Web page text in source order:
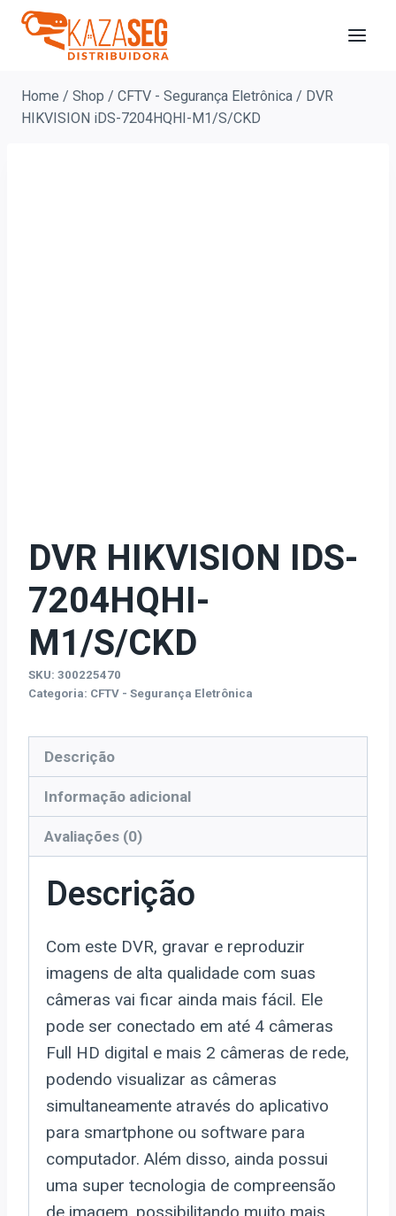
Home / Shop / CFTV - Segurança Eletrônica / DVR
HIKVISION iDS-7204HQHI-M1/S/CKD
DVR HIKVISION IDS-
7204HQHI-
M1/S/CKD
SKU: 300225470
Categoria: CFTV - Segurança Eletrônica
Descrição
Informação adicional
Avaliações (0)
Descrição
Com este DVR, gravar e reproduzir
imagens de alta qualidade com suas
câmeras vai ficar ainda mais fácil. Ele
pode ser conectado em até 4 câmeras
Full HD digital e mais 2 câmeras de rede,
podendo visualizar as câmeras
simultaneamente através do aplicativo
para smartphone ou software para
computador. Além disso, ainda possui
uma super tecnologia de compreensão